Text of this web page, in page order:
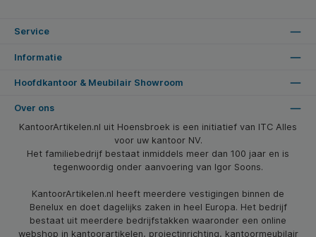
Service
Informatie
Hoofdkantoor & Meubilair Showroom
Over ons
KantoorArtikelen.nl uit Hoensbroek is een initiatief van ITC Alles
voor uw kantoor NV.
Het familiebedrijf bestaat inmiddels meer dan 100 jaar en is
tegenwoordig onder aanvoering van Igor Soons.
KantoorArtikelen.nl heeft meerdere vestigingen binnen de
Benelux en doet dagelijks zaken in heel Europa. Het bedrijf
bestaat uit meerdere bedrijfstakken waaronder een online
webshop in kantoorartikelen, projectinrichting, kantoormeubilair